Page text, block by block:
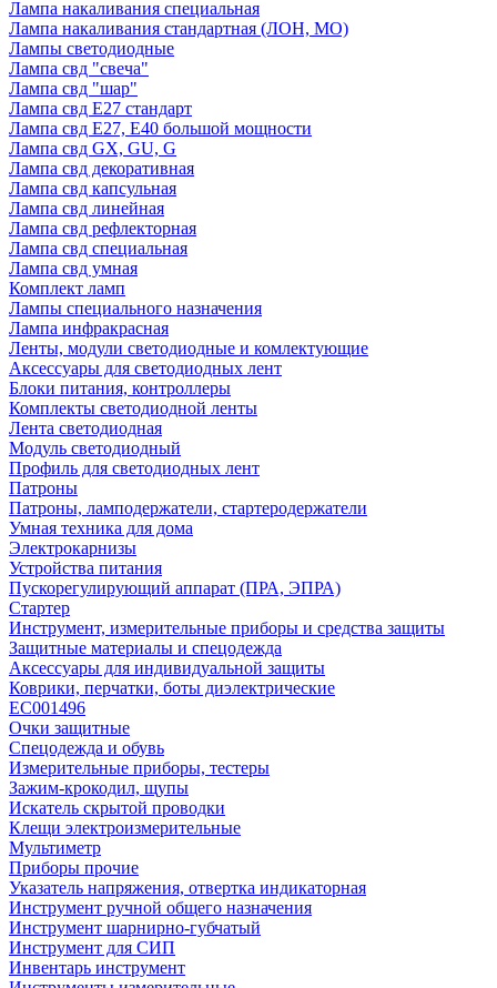
Лампа накаливания специальная
Лампа накаливания стандартная (ЛОН, МО)
Лампы светодиодные
Лампа свд "свеча"
Лампа свд "шар"
Лампа свд E27 стандарт
Лампа свд E27, Е40 большой мощности
Лампа свд GX, GU, G
Лампа свд декоративная
Лампа свд капсульная
Лампа свд линейная
Лампа свд рефлекторная
Лампа свд специальная
Лампа свд умная
Комплект ламп
Лампы специального назначения
Лампа инфракрасная
Ленты, модули светодиодные и комлектующие
Аксессуары для светодиодных лент
Блоки питания, контроллеры
Комплекты светодиодной ленты
Лента светодиодная
Модуль светодиодный
Профиль для светодиодных лент
Патроны
Патроны, ламподержатели, стартеродержатели
Умная техника для дома
Электрокарнизы
Устройства питания
Пускорегулирующий аппарат (ПРА, ЭПРА)
Стартер
Инструмент, измерительные приборы и средства защиты
Защитные материалы и спецодежда
Аксессуары для индивидуальной защиты
Коврики, перчатки, боты диэлектрические
EC001496
Очки защитные
Спецодежда и обувь
Измерительные приборы, тестеры
Зажим-крокодил, щупы
Искатель скрытой проводки
Клещи электроизмерительные
Мультиметр
Приборы прочие
Указатель напряжения, отвертка индикаторная
Инструмент ручной общего назначения
Инструмент шарнирно-губчатый
Инструмент для СИП
Инвентарь инструмент